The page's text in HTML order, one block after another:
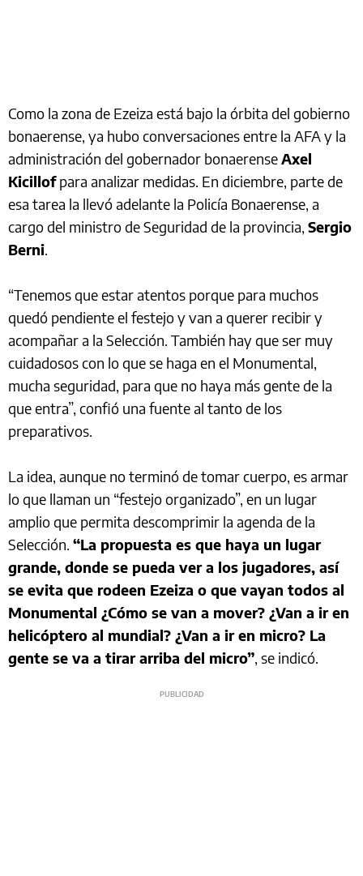
Como la zona de Ezeiza está bajo la órbita del gobierno
bonaerense, ya hubo conversaciones entre la AFA y la
administración del gobernador bonaerenseAxel
Kicillofpara analizar medidas. En diciembre, parte de
esa tarea la llevó adelante la Policía Bonaerense, a
cargo del ministro de Seguridad de la provincia, Sergio
Berni.
“Tenemos que estar atentos porque para muchos
quedó pendiente el festejo y van a querer recibir y
acompañar a la Selección. También hay que ser muy
cuidadosos con lo que se haga en el Monumental,
mucha seguridad, para que no haya más gente de la
que entra”, confió una fuente al tanto de los
preparativos.
La idea, aunque no terminó de tomar cuerpo, es armar
lo que llaman un “festejo organizado”, en un lugar
amplio que permita descomprimir la agenda de la
Selección. “La propuesta es que haya un lugar
grande, donde se pueda ver a los jugadores, así
se evita que rodeen Ezeiza o que vayan todos al
Monumental ¿Cómo se van a mover? ¿Van a ir en
helicóptero al mundial? ¿Van a ir en micro? La
gente se va a tirar arriba del micro”, se indicó.